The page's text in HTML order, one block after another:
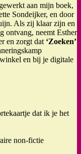
aan mijn boek,
Sondeijker, en door
Als zij klaar zijn en
ontvang, neemt Esther
en zorgt dat ‘Zoeken’
en bij je digitale
dat ik je het
non-fictie